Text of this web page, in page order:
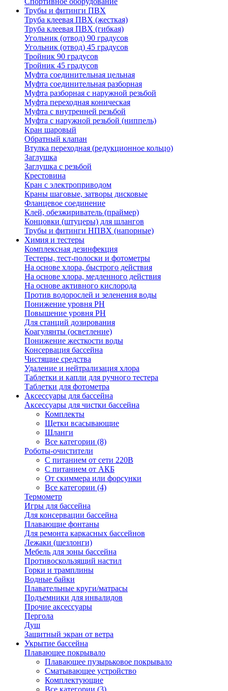
Трубы и фитинги ПВХ
Труба клеевая ПВХ (жесткая)
Труба клеевая ПВХ (гибкая)
Угольник (отвод) 90 градусов
Угольник (отвод) 45 градусов
Тройник 90 градусов
Тройник 45 градусов
Муфта соединительная цельная
Муфта соединительная разборная
Муфта разборная с наружной резьбой
Муфта переходная коническая
Муфта с внутренней резьбой
Муфта с наружной резьбой (ниппель)
Кран шаровый
Обратный клапан
Втулка переходная (редукционное кольцо)
Заглушка
Заглушка с резьбой
Крестовина
Кран с электроприводом
Краны шаговые, затворы дисковые
Фланцевое соединение
Клей, обезжириватель (праймер)
Концовки (штуцеры) для шлангов
Трубы и фитинги НПВХ (напорные)
Химия и тестеры
Комплексная дезинфекция
Тестеры, тест-полоски и фотометры
На основе хлора, быстрого действия
На основе хлора, медленного действия
На основе активного кислорода
Против водорослей и зеленения воды
Понижение уровня РН
Повышение уровня РН
Для станций дозирования
Коагулянты (осветление)
Понижение жесткости воды
Консервация бассейна
Чистящие средства
Удаление и нейтрализация хлора
Таблетки и капли для ручного тестера
Таблетки для фотометра
Аксессуары для бассейна
Аксессуары для чистки бассейна
Комплекты
Щетки всасывающие
Шланги
Все категории (8)
Роботы-очистители
С питанием от сети 220В
С питанием от АКБ
От скиммера или форсунки
Все категории (4)
Термометр
Игры для бассейна
Для консервации бассейна
Плавающие фонтаны
Для ремонта каркасных бассейнов
Лежаки (шезлонги)
Мебель для зоны бассейна
Противоскользящий настил
Горки и трамплины
Водные байки
Плавательные круги/матрасы
Подъемники для инвалидов
Прочие аксессуары
Пергола
Душ
Защитный экран от ветра
Укрытие бассейна
Плавающее покрывало
Плавающее пузырьковое покрывало
Сматывающее устройство
Комплектующие
Все категории (3)